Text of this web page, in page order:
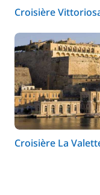
Croisière
Croisière La